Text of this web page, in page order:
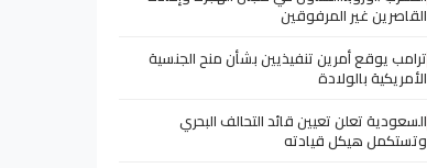
القاصرين غير المرفوقين
ترامب يوقع أمرين تنفيذيين بشأن منح الجنسية
الأمريكية بالولادة
السعودية تعلن تعيين قائد التحالف البحري
وتستكمل هيكل قيادته